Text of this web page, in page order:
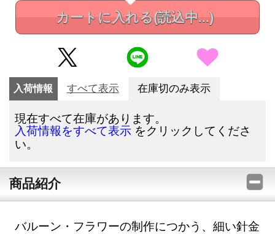
カートに入れる(読込中...)
入荷情報 すべて表示 在庫切のみ表示
現在すべて在庫があります。
入荷情報をすべて表示 をクリックしてくださ
い。
商品紹介
バルーン・フラワーの制作につかう、細い針金